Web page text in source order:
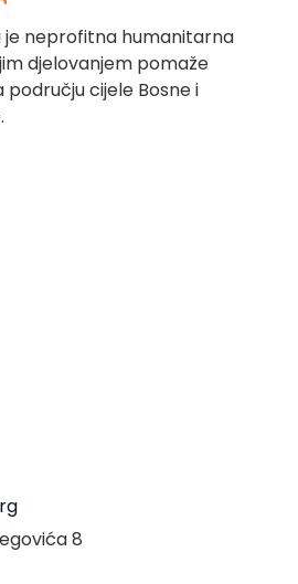
je neprofitna humanitarna
djelovanjem pomaže
cijele Bosne i
8